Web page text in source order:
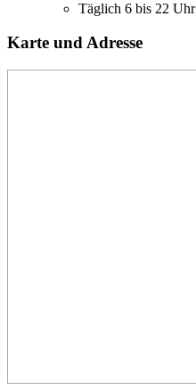
Täglich 6 bis 22 Uhr
Karte und Adresse